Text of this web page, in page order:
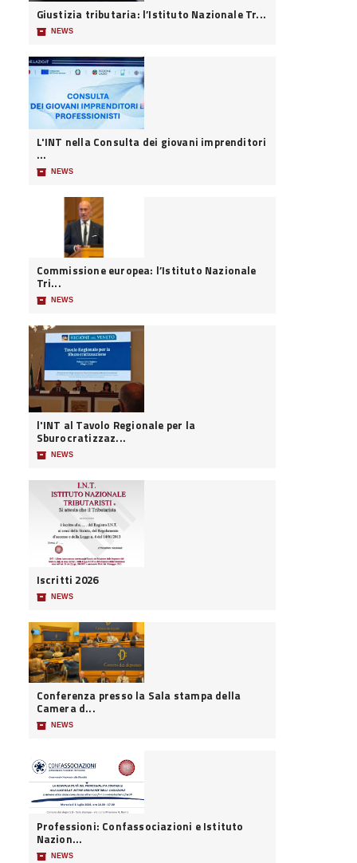
Giustizia tributaria: l’Istituto Nazionale Tr...
📦 NEWS
L'INT nella Consulta dei giovani imprenditori
...
📦 NEWS
Commissione europea: l’Istituto Nazionale
Tri...
📦 NEWS
l'INT al Tavolo Regionale per la
Sburocratizzaz...
📦 NEWS
Iscritti 2026
📦 NEWS
Conferenza presso la Sala stampa della
Camera d...
📦 NEWS
Professioni: Confassociazioni e Istituto
Nazion...
📦 NEWS